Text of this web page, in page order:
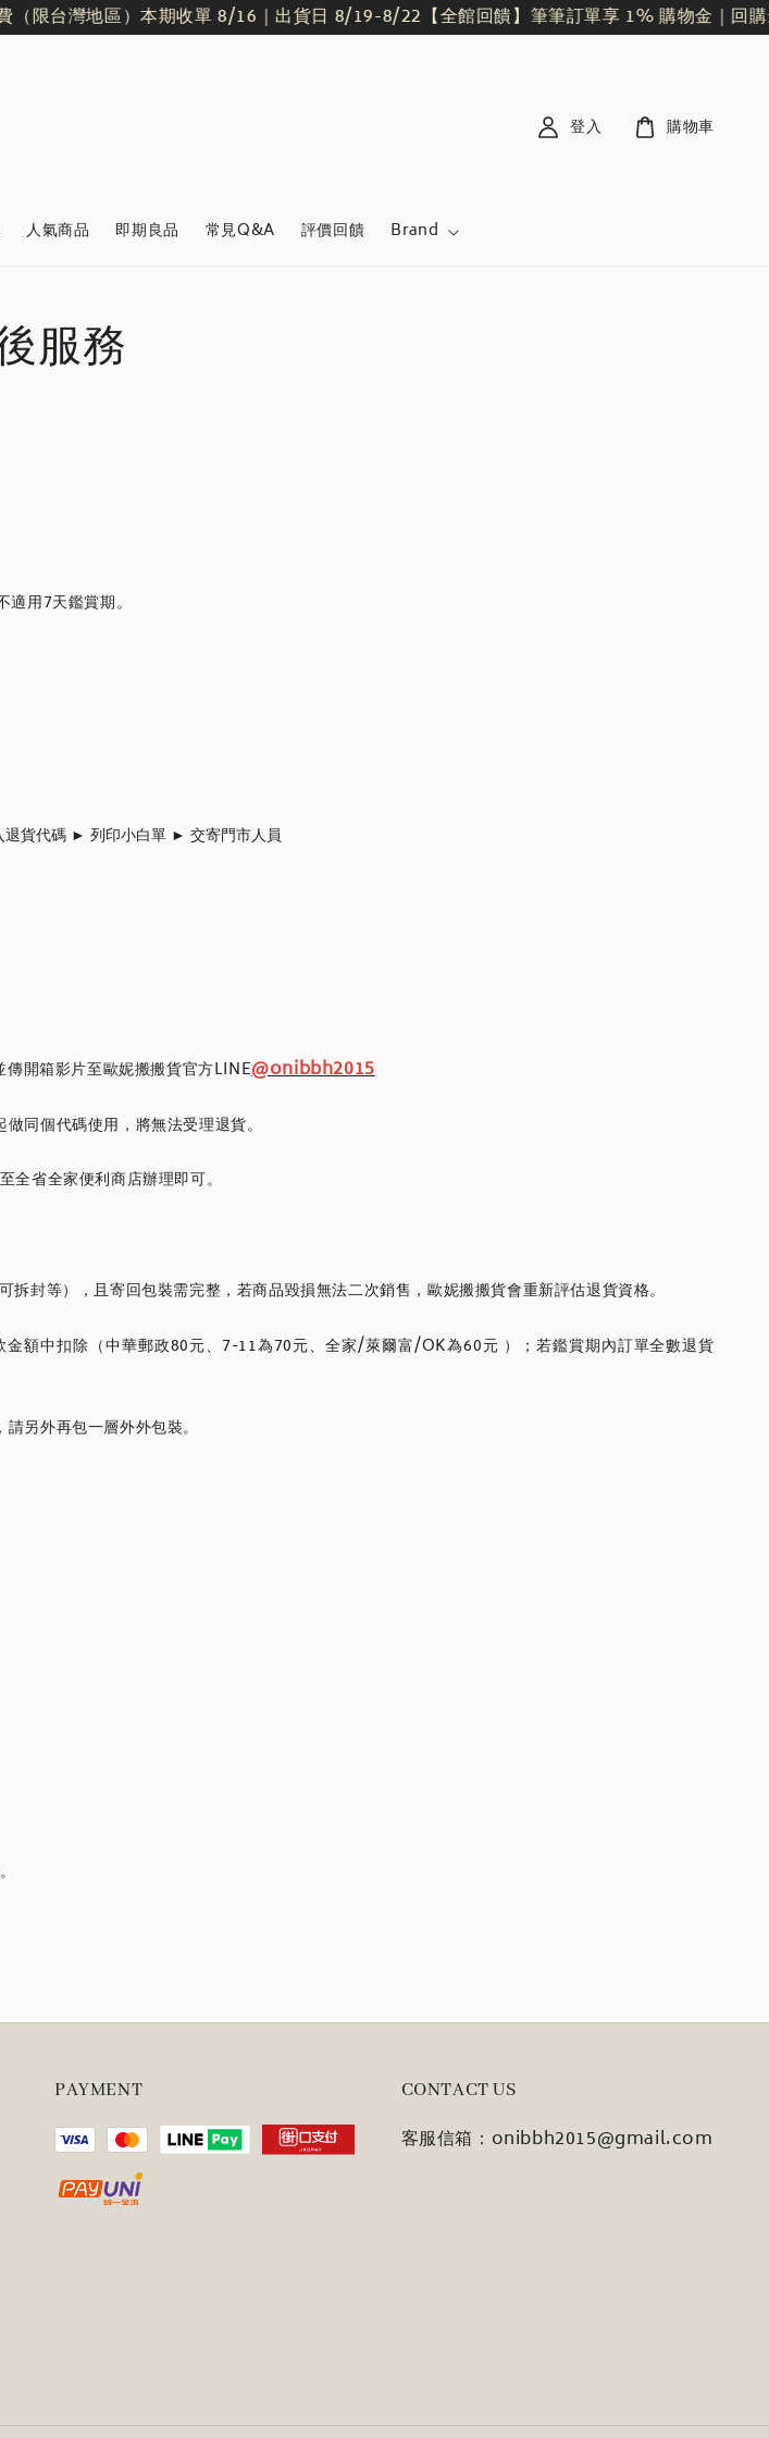
限台灣地區）本期收單 8/16｜出貨日 8/19-8/22【全館回饋】筆筆訂單享 1% 購物金｜回購
人氣商品 即期良品 常見Q&A 評價回饋 Brand
登入 購物車
服務
用7天鑑賞期。
退貨代碼 ► 列印小白單 ►交寄門市人員
開箱影片至歐妮搬搬貨官方LINE@onibbh2015
同個代碼使用，將無法受理退貨。
省全家便利商店辦理即可。
封等），且寄回包裝需完整，若商品毀損無法二次銷售，歐妮搬搬貨會重新評估退貨資格。
額中扣除（中華郵政80元、7-11為70元、全家/萊爾富/OK為60元 ）；若鑑賞期內訂單全數退貨
另外再包一層外外包裝。
PAYMENT CONTACT US
客服信箱：onibbh2015@gmail.com